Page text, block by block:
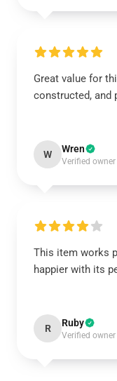
Great value for
constructed, and
W Wren
Verified owner
This item works
happier with its
R Ruby
Verified owner